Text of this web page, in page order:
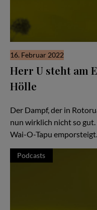
16. Februar 2022
Herr U steht am
Hölle
Der Dampf, der in
nun wirklich nicht so
Wai-O-Tapu
Podcasts